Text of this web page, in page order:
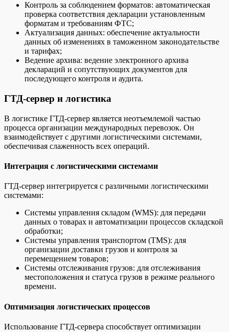
Контроль за соблюдением форматов: автоматическая
проверка соответствия декларации установленным
форматам и требованиям ФТС;
Актуализация данных: обеспечение актуальности
данных об изменениях в таможенном законодательстве
и тарифах;
Ведение архива: ведение электронного архива
деклараций и сопутствующих документов для
последующего контроля и аудита.
ГТД-сервер и логистика
В логистике ГТД-сервер является неотъемлемой частью
процесса организации международных перевозок. Он
взаимодействует с другими логистическими системами,
обеспечивая слаженность всех операций.
Интеграция с логистическими системами
ГТД-сервер интегрируется с различными логистическими
системами:
Системы управления складом (WMS): для передачи
данных о товарах и автоматизации процессов складской
обработки;
Системы управления транспортом (TMS): для
организации доставки грузов и контроля за
перемещением товаров;
Системы отслеживания грузов: для отслеживания
местоположения и статуса грузов в режиме реального
времени.
Оптимизация логистических процессов
Использование ГТД-сервера способствует оптимизации